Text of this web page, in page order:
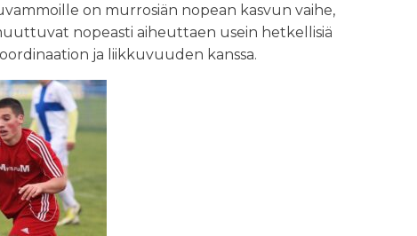
on murrosiän nopean kasvun vaihe,
nopeasti aiheuttaen usein hetkellisiä
ja liikkuvuuden kanssa.